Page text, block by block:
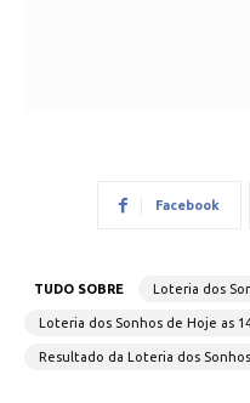
Facebook
TUDO SOBRE Loteria dos
Loteria dos Sonhos de Hoje as
Resultado da Loteria dos Sonhos